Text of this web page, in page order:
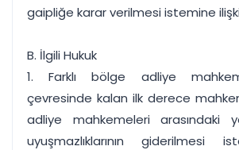
gaipliğe karar verilmesi istemine
B. İlgili Hukuk
1. Farklı bölge adliye
çevresinde kalan ilk derece
adliye mahkemeleri arasındaki
uyuşmazlıklarının giderilmesi